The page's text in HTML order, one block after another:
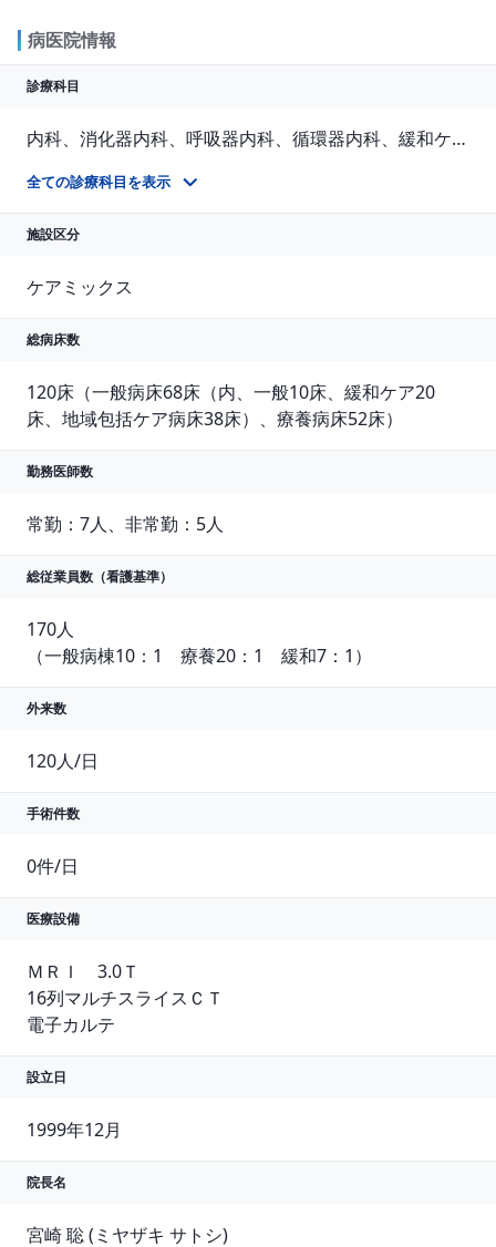
病医院情報
診療科目
内科、消化器内科、呼吸器内科、循環器内科、緩和ケア内科、神経内科、外科、リハビリテーション科、皮膚科、心療内科、精神科
全ての診療科目を表示
施設区分
ケアミックス
総病床数
120床（一般病床68床（内、一般10床、緩和ケア20
床、地域包括ケア病床38床）、療養病床52床）
勤務医師数
常勤：7人、非常勤：5人
総従業員数 （看護基準）
170人
（一般病棟10：1　療養20：1　緩和7：1）
外来数
120人/日
手術件数
0件/日
医療設備
ＭＲＩ　3.0Ｔ
16列マルチスライスＣＴ
電子カルテ
設立日
1999年12月
院長名
宮崎 聡 (ミヤザキ サトシ)